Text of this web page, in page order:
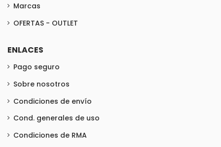
Marcas
OFERTAS - OUTLET
ENLACES
Pago seguro
Sobre nosotros
Condiciones de envío
Cond. generales de uso
Condiciones de RMA